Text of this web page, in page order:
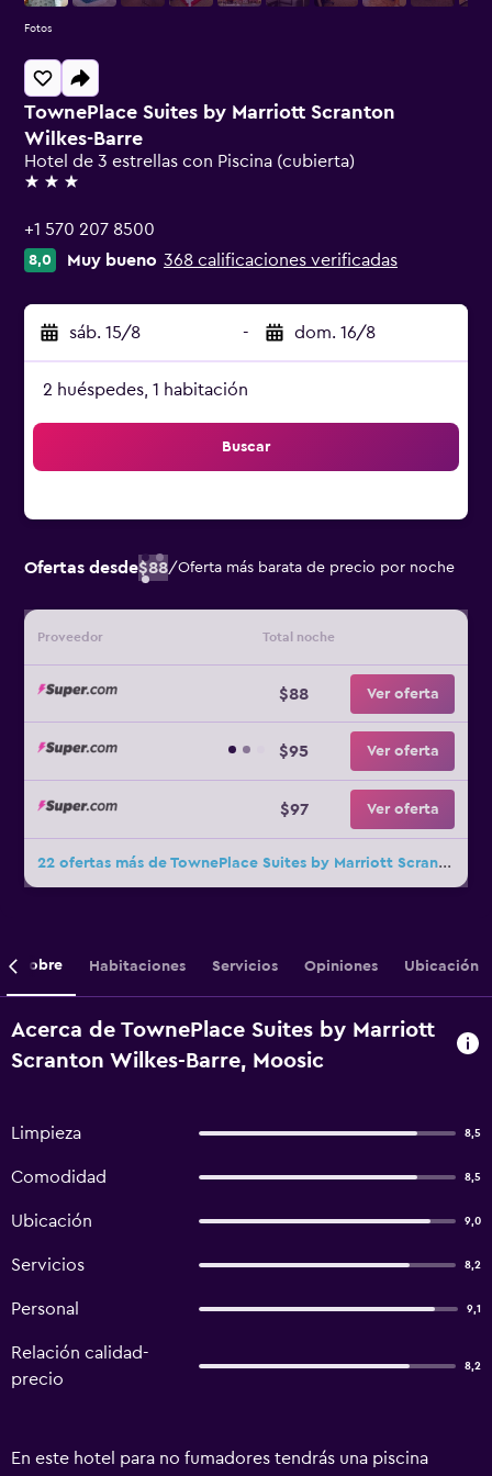
TownePlace Suites by Marriott Scranton
Wilkes-Barre
Hotel de 3 estrellas con Piscina (cubierta)
3 estrellas
+1 570 207 8500
8,0 Muy bueno 368 calificaciones verificadas
sáb. 15/8 - dom. 16/8
2 huéspedes, 1 habitación
Buscar
Ofertas desde$88/Oferta más barata de precio por noche
Proveedor Total noche
$88 Ver oferta
$95 Ver oferta
$97 Ver oferta
22 ofertas más de TownePlace Suites by Marriott Scranton Wilkes-Barre
Fotos
Sobre Habitaciones Servicios Opiniones Ubicación
Acerca de TownePlace Suites by Marriott
Scranton Wilkes-Barre, Moosic
Limpieza 8,5
Comodidad 8,5
Ubicación 9,0
Servicios 8,2
Personal 9,1
Relación calidad-
precio
8,2
En este hotel para no fumadores tendrás una piscina